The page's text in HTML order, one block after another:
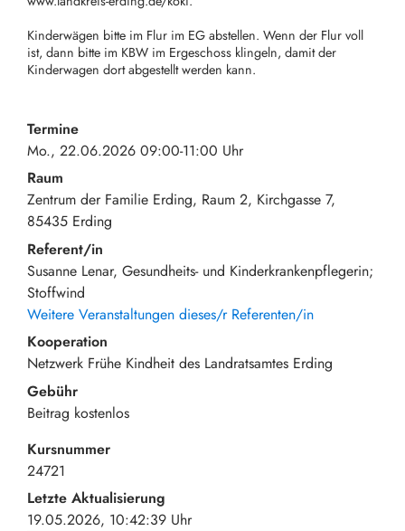
Kinderwägen bitte im Flur im EG abstellen. Wenn der Flur voll
ist, dann bitte im KBW im Ergeschoss klingeln, damit der
Kinderwagen dort abgestellt werden kann.
Termine
Mo., 22.06.2026 09:00-11:00 Uhr
Raum
Zentrum der Familie Erding, Raum 2 Kirchgasse 7
85435 Erding
Referent/in
Susanne Lenar, Gesundheits- und Kinderkrankenpflegerin;
Stoffwind
Weitere Veranstaltungen dieses/r Referenten/in
Kooperation
Netzwerk Frühe Kindheit des Landratsamtes Erding
Gebühr
Beitrag kostenlos
Kursnummer
24721
Letzte Aktualisierung
19.05.2026, 10:42:39 Uhr